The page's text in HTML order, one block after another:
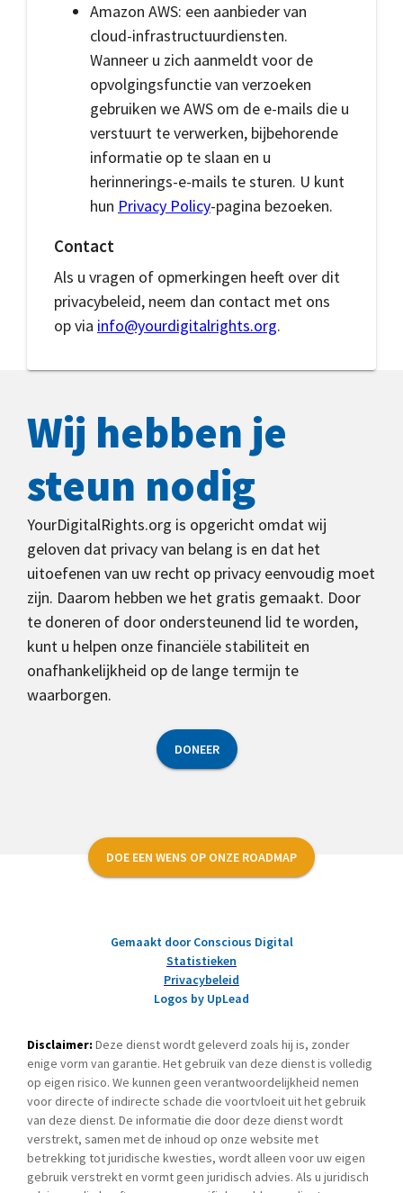
Amazon AWS: een aanbieder van
cloud-infrastructuurdiensten.
Wanneer u zich aanmeldt voor de
opvolgingsfunctie van verzoeken
gebruiken we AWS om de e-mails die u
verstuurt te verwerken, bijbehorende
informatie op te slaan en u
herinnerings-e-mails te sturen. U kunt
hun Privacy Policy-pagina bezoeken.
Contact
Als u vragen of opmerkingen heeft over dit
privacybeleid, neem dan contact met ons
op via info@yourdigitalrights.org.
Wij hebben je
steun nodig
YourDigitalRights.org is opgericht omdat wij
geloven dat privacy van belang is en dat het
uitoefenen van uw recht op privacy eenvoudig moet
zijn. Daarom hebben we het gratis gemaakt. Door
te doneren of door ondersteunend lid te worden,
kunt u helpen onze financiële stabiliteit en
onafhankelijkheid op de lange termijn te
waarborgen.
DONEER
DOE EEN WENS OP ONZE ROADMAP
Gemaakt door Conscious Digital
Statistieken
Privacybeleid
Logos by UpLead
Disclaimer: Deze dienst wordt geleverd zoals hij is, zonder
enige vorm van garantie. Het gebruik van deze dienst is volledig
op eigen risico. We kunnen geen verantwoordelijkheid nemen
voor directe of indirecte schade die voortvloeit uit het gebruik
van deze dienst. De informatie die door deze dienst wordt
verstrekt, samen met de inhoud op onze website met
betrekking tot juridische kwesties, wordt alleen voor uw eigen
gebruik verstrekt en vormt geen juridisch advies. Als u juridisch